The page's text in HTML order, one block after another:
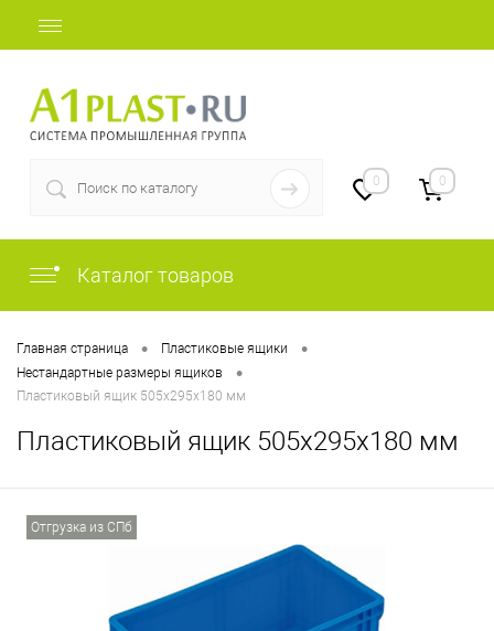
0 0
Каталог товаров
Главная страница • Пластиковые ящики •
Нестандартные размеры ящиков •
Пластиковый ящик 505х295х180 мм
Пластиковый ящик 505х295х180 мм
Отгрузка из СПб